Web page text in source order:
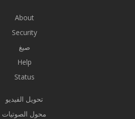
About
Security
صيغ
Help
Status
تحويل الفيديو
محول الصوتيات